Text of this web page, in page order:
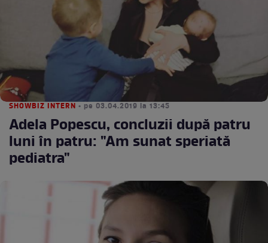
SHOWBIZ INTERN • pe 03.04.2019 la 13:45
Adela Popescu, concluzii după patru
luni în patru: "Am sunat speriată
pediatra"